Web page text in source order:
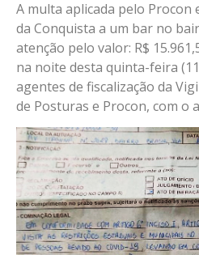
A multa aplicada pelo
da Conquista a um bar no
atenção pelo valor: R$
na noite desta quinta-feira
agentes de fiscalização da
de Posturas e Procon, com o